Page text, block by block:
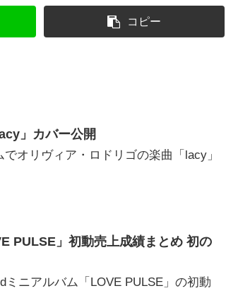
コピー
」カバー公開
オリヴィア・ロドリゴの楽曲「lacy」
PULSE」初動売上成績まとめ 初の
ニアルバム「LOVE PULSE」の初動